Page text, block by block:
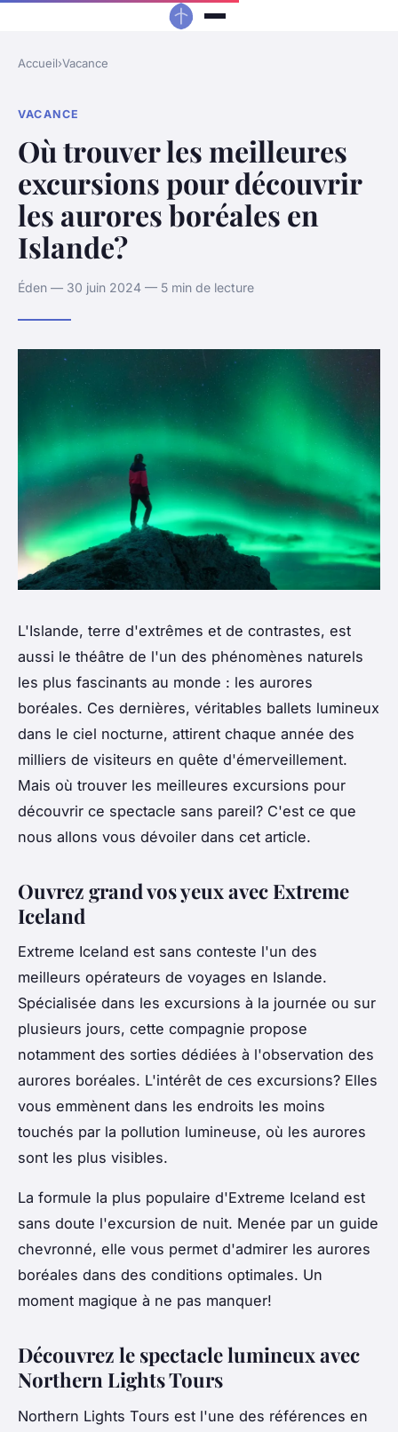
Accueil›Vacance
VACANCE
Où trouver les meilleures
excursions pour découvrir
les aurores boréales en
Islande?
Éden — 30 juin 2024 — 5 min de lecture
L'Islande, terre d'extrêmes et de contrastes, est
aussi le théâtre de l'un des phénomènes naturels
les plus fascinants au monde : les aurores
boréales. Ces dernières, véritables ballets lumineux
dans le ciel nocturne, attirent chaque année des
milliers de visiteurs en quête d'émerveillement.
Mais où trouver les meilleures excursions pour
découvrir ce spectacle sans pareil? C'est ce que
nous allons vous dévoiler dans cet article.
Ouvrez grand vos yeux avec Extreme
Iceland
Extreme Iceland est sans conteste l'un des
meilleurs opérateurs de voyages en Islande.
Spécialisée dans les excursions à la journée ou sur
plusieurs jours, cette compagnie propose
notamment des sorties dédiées à l'observation des
aurores boréales. L'intérêt de ces excursions? Elles
vous emmènent dans les endroits les moins
touchés par la pollution lumineuse, où les aurores
sont les plus visibles.
La formule la plus populaire d'Extreme Iceland est
sans doute l'excursion de nuit. Menée par un guide
chevronné, elle vous permet d'admirer les aurores
boréales dans des conditions optimales. Un
moment magique à ne pas manquer!
Découvrez le spectacle lumineux avec
Northern Lights Tours
Northern Lights Tours est l'une des références en